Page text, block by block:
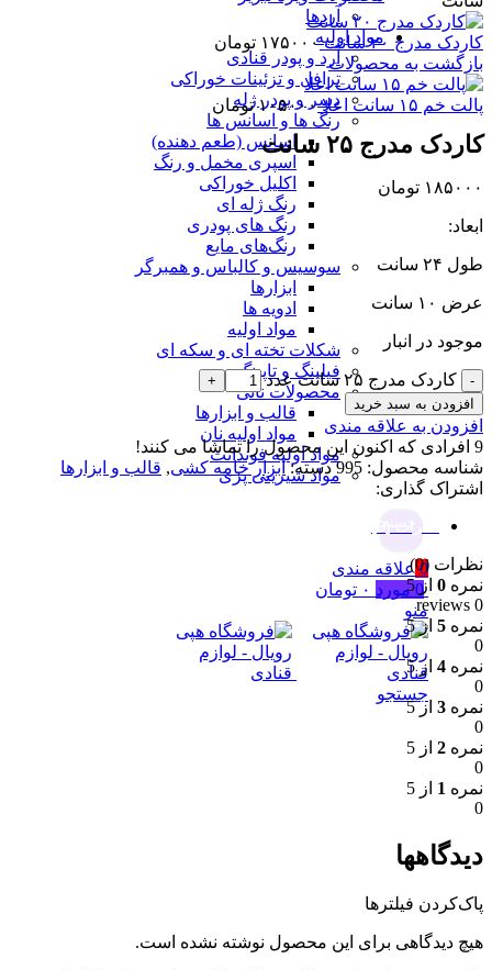
آردها
مواد اولیه
آرد و پودر قنادی
ترافل و تزئینات خوراکی
دسر و پودر ژله
رنگ ها و اسانس ها
اسانس (طعم دهنده)
اسپری مخمل و رنگ
اکلیل خوراکی
رنگ ژله ای
رنگ های پودری
رنگ‌های مایع
سوسیس و کالباس و همبرگر
ابزارها
ادویه ها
مواد اولیه
شکلات تخته ای و سکه ای
فیلینگ و تاپینگ
محصولات نانی
قالب و ابزارها
مواد اولیه نان
مواد اولیه فوندانت
مواد شیرینی پزی
0 علاقه مندی
0 مورد ۰ تومان
منو
جستجو
کاردک مدرج ۲۰ سانت ۱۷۵۰۰۰ تومان
بازگشت به محصولات
پالت خم ۱۵ سانت اعلا ۱۰۵۰۰۰ تومان
کاردک مدرج ۲۵ سانت
۱۸۵۰۰۰ تومان
ابعاد:
طول ۲۴ سانت
عرض ۱۰ سانت
موجود در انبار
کاردک مدرج ۲۵ سانت عدد
افزودن به سبد خرید
افزودن به علاقه مندی
9 افرادی که اکنون این محصول را تماشا می کنند!
شناسه محصول: 995 دسته: ابزار خامه کشی, قالب و ابزارها
اشتراک گذاری:
نظرات (0)
نمره 0 از 5
0 reviews
نمره 5 از 5
0
نمره 4 از 5
0
نمره 3 از 5
0
نمره 2 از 5
0
نمره 1 از 5
0
دیدگاهها
پاک‌کردن فیلترها
هیچ دیدگاهی برای این محصول نوشته نشده است.